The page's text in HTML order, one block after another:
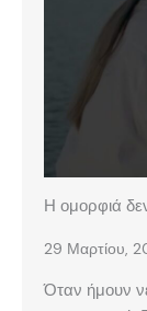
Η ομορφιά
29 Μαρτίου,
Όταν ήμουν